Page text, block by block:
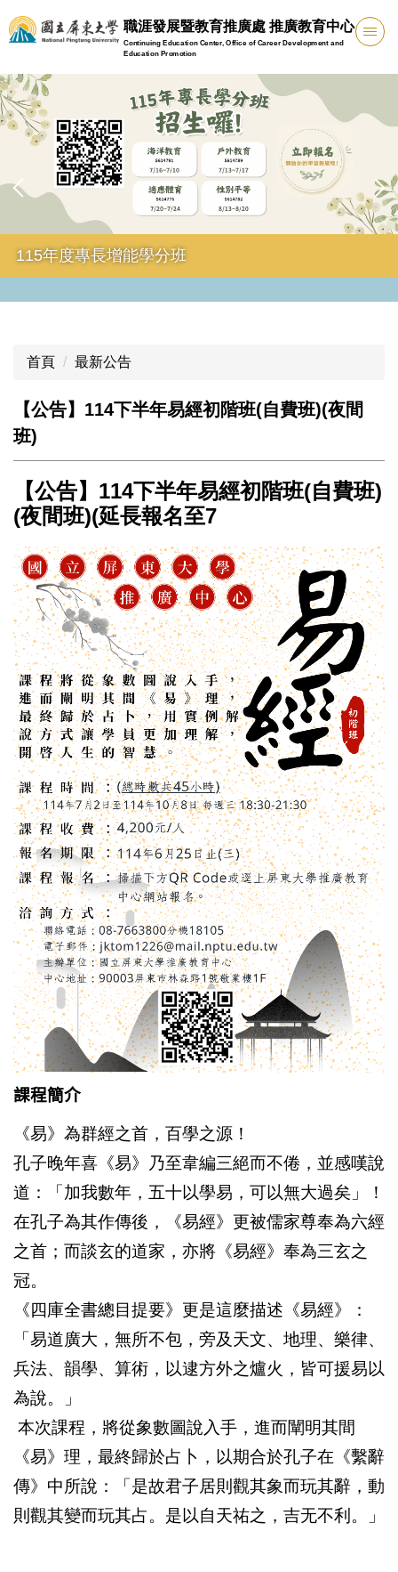
跳
到
要
內
容
職涯發展暨教育推廣處 推廣教育中心
Continuing Education Center, Office of Career Development and
Education Promotion
115年度專長增能學分班
首頁 最新公告
【公告】114下半年易經初階班(自費班)(夜間
班)
【公告】114下半年易經初階班(自費班)
(夜間班)(延長報名至7
課程簡介
《易》為群經之首，百學之源！
孔子晚年喜《易》乃至韋編三絕而不倦，並感嘆說
道：「加我數年，五十以學易，可以無大過矣」！
在孔子為其作傳後，《易經》更被儒家尊奉為六經
之首；而談玄的道家，亦將《易經》奉為三玄之
冠。
《四庫全書總目提要》更是這麼描述《易經》：
「易道廣大，無所不包，旁及天文、地理、樂律、
兵法、韻學、算術，以逮方外之爐火，皆可援易以
為說。」
本次課程，將從象數圖說入手，進而闡明其間
《易》理，最終歸於占卜，以期合於孔子在《繫辭
傳》中所說：「是故君子居則觀其象而玩其辭，動
則觀其變而玩其占。是以自天祐之，吉无不利。」